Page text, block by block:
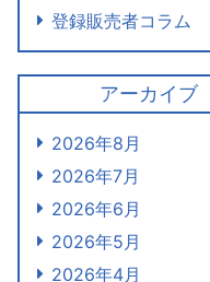
登録販売者コラム
アーカイブ
2026年8月
2026年7月
2026年6月
2026年5月
2026年4月